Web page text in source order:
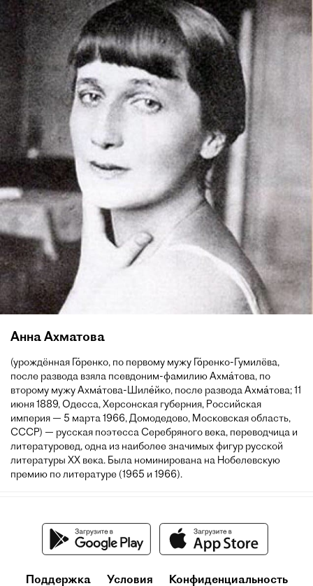
Анна Ахматова
(урождённая Го́ренко, по первому мужу Го́ренко-Гумилёва,
после развода взяла псевдоним-фамилию Ахма́това, по
второму мужу Ахма́това-Шиле́йко, после развода Ахма́това; 11
июня 1889, Одесса, Херсонская губерния, Российская
империя — 5 марта 1966, Домодедово, Московская область,
СССР) — русская поэтесса Серебряного века, переводчица и
литературовед, одна из наиболее значимых фигур русской
литературы XX века. Была номинирована на Нобелевскую
премию по литературе (1965 и 1966).
Поддержка Условия Конфиденциальность